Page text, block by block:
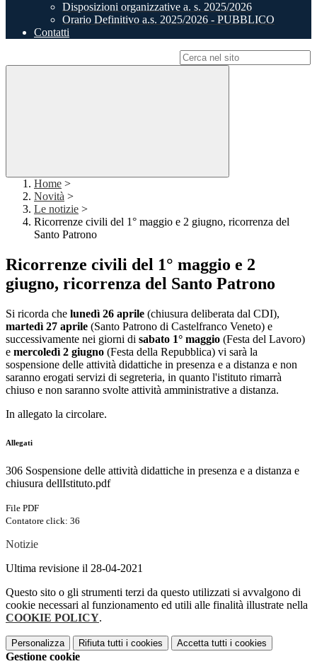
Disposizioni organizzative a. s. 2025/2026
Orario Definitivo a.s. 2025/2026 - PUBBLICO
Contatti
Home >
Novità >
Le notizie >
Ricorrenze civili del 1° maggio e 2 giugno, ricorrenza del
Santo Patrono
Ricorrenze civili del 1° maggio e 2
giugno, ricorrenza del Santo Patrono
Si ricorda che lunedì 26 aprile (chiusura deliberata dal CDI),
martedì 27 aprile (Santo Patrono di Castelfranco Veneto) e
successivamente nei giorni di sabato 1° maggio (Festa del Lavoro)
e mercoledì 2 giugno (Festa della Repubblica) vi sarà la
sospensione delle attività didattiche in presenza e a distanza e non
saranno erogati servizi di segreteria, in quanto l'istituto rimarrà
chiuso e non saranno svolte attività amministrative a distanza.
In allegato la circolare.
Allegati
306 Sospensione delle attività didattiche in presenza e a distanza e
chiusura dellIstituto.pdf
File PDF
Contatore click: 36
Notizie
Ultima revisione il 28-04-2021
Questo sito o gli strumenti terzi da questo utilizzati si avvalgono di
cookie necessari al funzionamento ed utili alle finalità illustrate nella
COOKIE POLICY.
Personalizza Rifiuta tutti i cookies Accetta tutti i cookies
Gestione cookie